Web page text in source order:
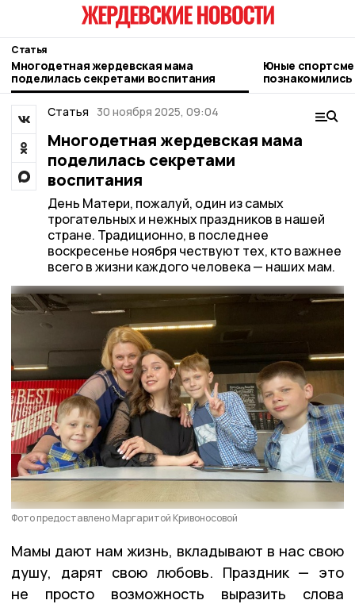
Статья
Многодетная жердевская мама
поделилась секретами воспитания
Юные
глубинки и
Статья
30 ноября 2025, 09:04
Многодетная жердевская мама
поделилась секретами
воспитания
День Матери, пожалуй, один из самых
трогательных и нежных праздников в нашей
стране. Традиционно, в последнее
воскресенье ноября чествуют тех, кто важнее
всего в жизни каждого человека — наших мам.
Фото предоставлено Маргаритой Кривоносовой
Мамы дают нам жизнь, вкладывают в нас свою
душу, дарят свою любовь. Праздник — это
не просто возможность выразить слова